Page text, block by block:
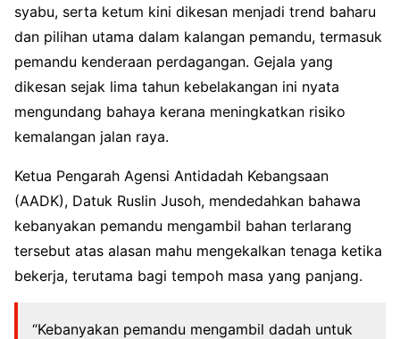
syabu, serta ketum kini dikesan menjadi trend baharu
dan pilihan utama dalam kalangan pemandu, termasuk
pemandu kenderaan perdagangan. Gejala yang
dikesan sejak lima tahun kebelakangan ini nyata
mengundang bahaya kerana meningkatkan risiko
kemalangan jalan raya.
Ketua Pengarah Agensi Antidadah Kebangsaan
(AADK), Datuk Ruslin Jusoh, mendedahkan bahawa
kebanyakan pemandu mengambil bahan terlarang
tersebut atas alasan mahu mengekalkan tenaga ketika
bekerja, terutama bagi tempoh masa yang panjang.
“Kebanyakan pemandu mengambil dadah untuk